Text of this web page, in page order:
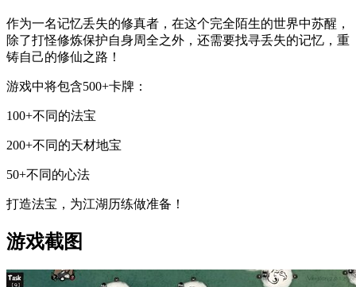
作为一名记忆丢失的修真者，在这个完全陌生的世界中苏醒，
除了打怪修炼保护自身周全之外，还需要找寻丢失的记忆，重
铸自己的修仙之路！
游戏中将包含500+卡牌：
100+不同的法宝
200+不同的天材地宝
50+不同的心法
打造法宝，为江湖历练做准备！
游戏截图